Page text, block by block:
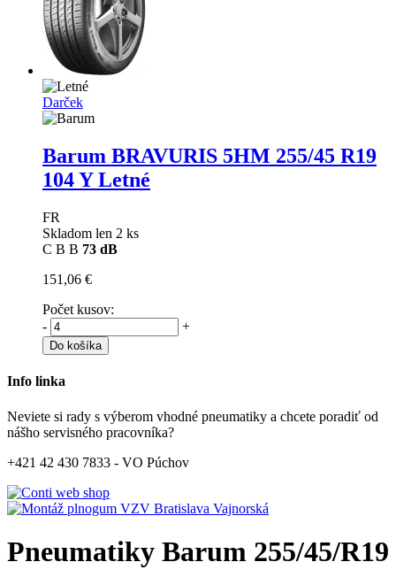
Darček
Barum BRAVURIS 5HM 255/45 R19
104 Y Letné
FR
Skladom len 2 ks
C B B 73 dB
151,06 €
Počet kusov:
-
+
Do košíka
Info linka
Neviete si rady s výberom vhodné pneumatiky a chcete poradiť od
nášho servisného pracovníka?
+421 42 430 7833 - VO Púchov
Pneumatiky Barum 255/45/R19